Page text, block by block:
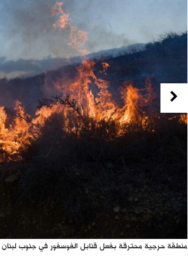
منطقة حرجية محترقة بفعل قنابل الفوسفور في جنوب لبنان
Previous